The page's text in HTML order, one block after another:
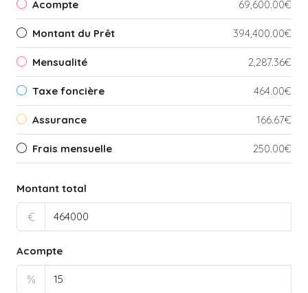
Acompte 69,600.00€
Montant du Prêt 394,400.00€
Mensualité 2,287.36€
Taxe foncière 464.00€
Assurance 166.67€
Frais mensuelle 250.00€
Montant total
€
Acompte
%